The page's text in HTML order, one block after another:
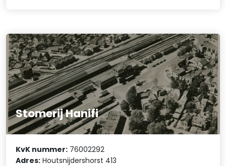
Stomerij Hanifi
KvK nummer: 76002292
Adres: Houtsnijdershorst 413